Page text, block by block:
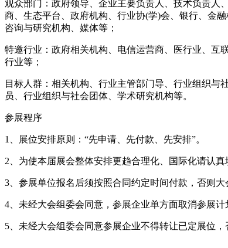
观众部门：政府领导、企业主要负责人、技术负责人
商、生态平台、政府机构、行业协(学)会、银行、金
咨询与研究机构、媒体等；
特邀行业：政府相关机构、电信运营商、医行业、互
行业等；
目标人群：相关机构、行业主管部门导、行业组织与
员、行业组织与社会团体、学术研究机构等。
参展程序
1、展位安排原则：“先申请、先付款、先安排”。
2、为使本届展会整体安排更趋合理化、国际化请认
3、参展单位报名后须按照合同约定时间付款，否则
4、未经大会组委会同意，参展企业单方面取消参展计
5、未经大会组委会同意参展企业不得转让已定展位